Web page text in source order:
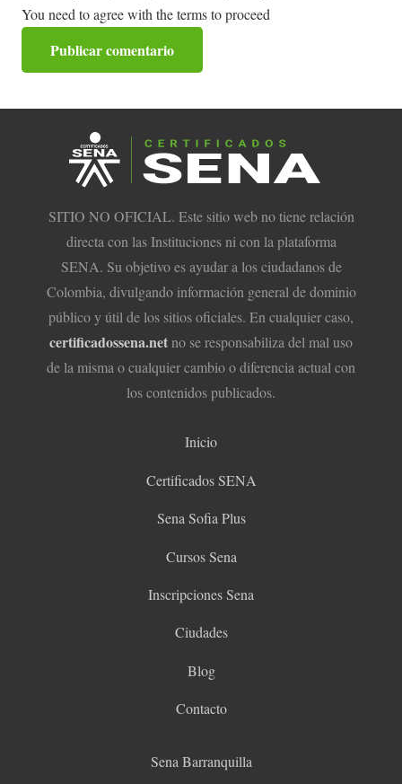
You need to agree with the terms to proceed
Publicar comentario
SITIO NO OFICIAL. Este sitio web no tiene relación
directa con las Instituciones ni con la plataforma
SENA. Su objetivo es ayudar a los ciudadanos de
Colombia, divulgando información general de dominio
público y útil de los sitios oficiales. En cualquier caso,
certificadossena.netno se responsabiliza del mal uso
de la misma o cualquier cambio o diferencia actual con
los contenidos publicados.
Inicio
Certificados SENA
Sena Sofia Plus
Cursos Sena
Inscripciones Sena
Ciudades
Blog
Contacto
Sena Barranquilla